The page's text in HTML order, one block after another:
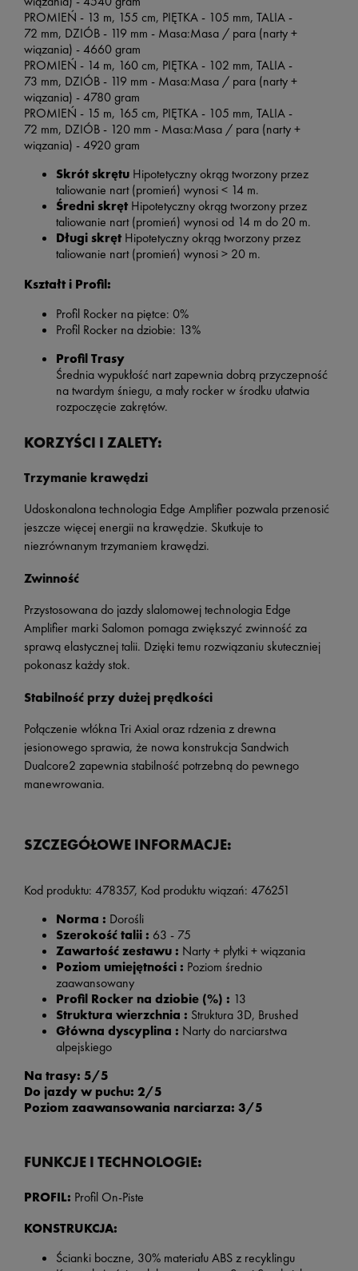
PROMIEŃ - 13 m, 155 cm, PIĘTKA - 105 mm, TALIA -
72 mm, DZIÓB - 119 mm - Masa:Masa / para (narty +
wiązania) - 4660 gram
PROMIEŃ - 14 m, 160 cm, PIĘTKA - 102 mm, TALIA -
73 mm, DZIÓB - 119 mm - Masa:Masa / para (narty +
wiązania) - 4780 gram
PROMIEŃ - 15 m, 165 cm, PIĘTKA - 105 mm, TALIA -
72 mm, DZIÓB - 120 mm - Masa:Masa / para (narty +
wiązania) - 4920 gram
Skrót skrętu Hipotetyczny okrąg tworzony przez
taliowanie nart (promień) wynosi < 14 m.
Średni skręt Hipotetyczny okrąg tworzony przez
taliowanie nart (promień) wynosi od 14 m do 20 m.
Długi skręt Hipotetyczny okrąg tworzony przez
taliowanie nart (promień) wynosi > 20 m.
Kształt i Profil:
Profil Rocker na piętce: 0%
Profil Rocker na dziobie: 13%
Profil Trasy
Średnia wypukłość nart zapewnia dobrą przyczepność
na twardym śniegu, a mały rocker w środku ułatwia
rozpoczęcie zakrętów.
KORZYŚCI I ZALETY:
Trzymanie krawędzi
Udoskonalona technologia Edge Amplifier pozwala przenosić
jeszcze więcej energii na krawędzie. Skutkuje to
niezrównanym trzymaniem krawędzi.
Zwinność
Przystosowana do jazdy slalomowej technologia Edge
Amplifier marki Salomon pomaga zwiększyć zwinność za
sprawą elastycznej talii. Dzięki temu rozwiązaniu skuteczniej
pokonasz każdy stok.
Stabilność przy dużej prędkości
Połączenie włókna Tri Axial oraz rdzenia z drewna
jesionowego sprawia, że nowa konstrukcja Sandwich
Dualcore2 zapewnia stabilność potrzebną do pewnego
manewrowania.
SZCZEGÓŁOWE INFORMACJE:
Kod produktu: 478357, Kod produktu wiązań: 476251
Norma : Dorośli
Szerokość talii : 63 - 75
Zawartość zestawu : Narty + płytki + wiązania
Poziom umiejętności : Poziom średnio
zaawansowany
Profil Rocker na dziobie (%) : 13
Struktura wierzchnia : Struktura 3D, Brushed
Główna dyscyplina : Narty do narciarstwa
alpejskiego
Na trasy: 5/5
Do jazdy w puchu: 2/5
Poziom zaawansowania narciarza: 3/5
FUNKCJE I TECHNOLOGIE:
PROFIL: Profil On-Piste
KONSTRUKCJA:
Ścianki boczne, 30% materiału ABS z recyklingu